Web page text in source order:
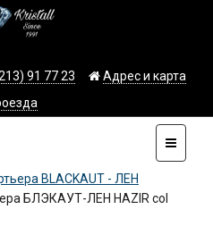
91 77 23
Адрес и карта
BLACKAUT - ЛЕН
БЛЭКАУТ-ЛЕН HAZIR col